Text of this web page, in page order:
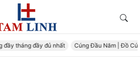
Tìm
tháng đầy đủ nhất Cúng Đầu Năm | Đồ Cúng